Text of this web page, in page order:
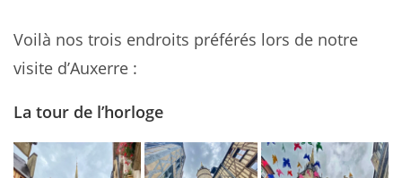
Voilà nos trois endroits préférés lors de notre
visite d’Auxerre :
La tour de l’horloge